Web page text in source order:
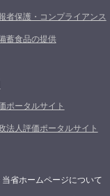
者保護・コンプライアンス
蓄食品の提供
ポータルサイト
法人評価ポータルサイト
当省ホームページについて